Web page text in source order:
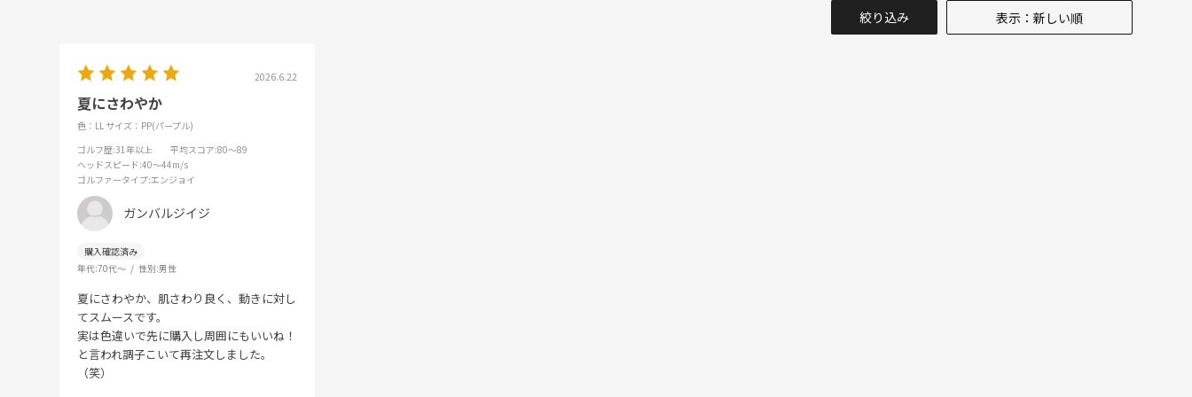
絞り込み 表示：新しい順
2026.6.22
夏にさわやか
色：LL サイズ：PP(パープル)
ゴルフ歴:31年以上 平均スコア:80～89
ヘッドスピード:40～44m/s
ゴルファータイプ:エンジョイ
ガンバルジイジ
年代:70代～ 性別:男性
夏にさわやか、肌さわり良く、動きに対し
てスムースです。
実は色違いで先に購入し周囲にもいいね！
と言われ調子こいて再注文しました。
（笑）